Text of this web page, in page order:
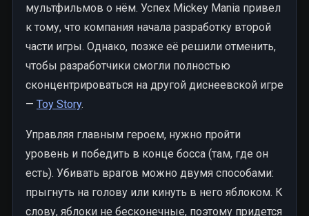
мультфильмов о нём. Успех Mickey Mania привел
к тому, что компания начала разработку второй
части игры. Однако, позже её решили отменить,
чтобы разработчики смогли полностью
сконцентрироваться на другой диснеевской игре
— Toy Story.
Управляя главным героем, нужно пройти
уровень и победить в конце босса (там, где он
есть). Убивать врагов можно двумя способами:
прыгнуть на голову или кинуть в него яблоком. К
слову, яблоки не бесконечные, поэтому придется